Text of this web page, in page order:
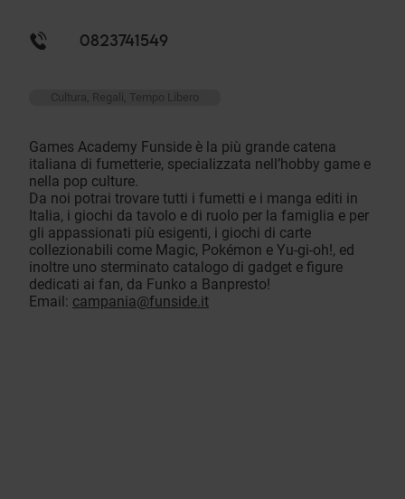
0823741549
Cultura, Regali, Tempo Libero
Games Academy Funside è la più grande catena
italiana di fumetterie, specializzata nell’hobby game e
nella pop culture.
Da noi potrai trovare tutti i fumetti e i manga editi in
Italia, i giochi da tavolo e di ruolo per la famiglia e per
gli appassionati più esigenti, i giochi di carte
collezionabili come Magic, Pokémon e Yu-gi-oh!, ed
inoltre uno sterminato catalogo di gadget e figure
dedicati ai fan, da Funko a Banpresto!
Email: campania@funside.it